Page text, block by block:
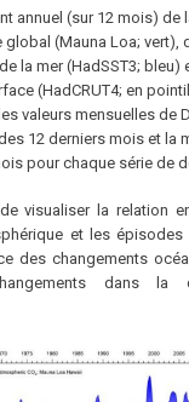
annuel (sur 12 mois)
(Mauna Loa; vert),
la mer (HadSST3; bleu)
(HadCRUT4; en
valeurs mensuelles de
12 derniers mois et la
pour chaque série de
visualiser la relation
et les épisodes
des changements
dans la